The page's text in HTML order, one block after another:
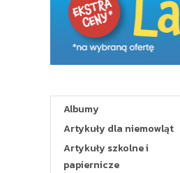
Albumy
Artykuły dla niemowląt
Artykuły szkolne i
papiernicze